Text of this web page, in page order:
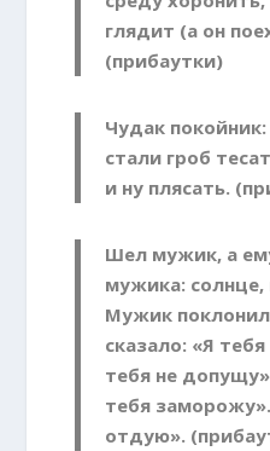
глядит (а он
(прибаутки)
Чудак
стали гроб
и ну плясать.
Шел мужик, а
мужика: солнце,
Мужик
сказало: «Я
тебя не
тебя
отдую».